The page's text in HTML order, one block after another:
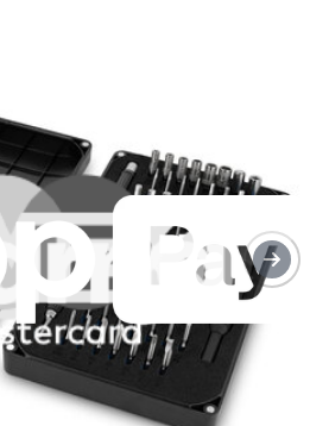
Difficoltà:
Moderato